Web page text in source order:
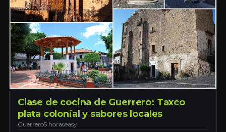
Clase de cocina de Guerrero: Taxco
plata colonial y sabores locales
Guerrero5 horaseasy